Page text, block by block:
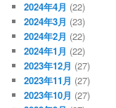
2024年4月 (22)
2024年3月 (23)
2024年2月 (22)
2024年1月 (22)
2023年12月 (27)
2023年11月 (27)
2023年10月 (27)